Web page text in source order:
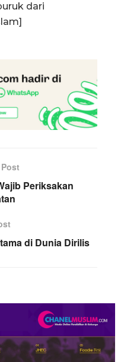
dari
Periksakan
di Dunia Dirilis